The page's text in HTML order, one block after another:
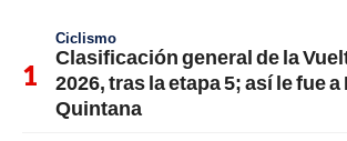
Ciclismo
Clasificación general de la
2026, tras la etapa 5; así le fue
Quintana